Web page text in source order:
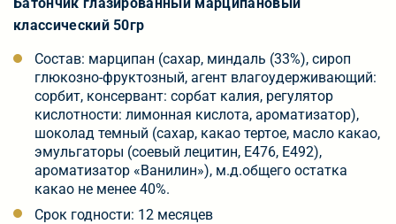
классический 50гр
Состав: марципан (сахар, миндаль (33%), сироп
глюкозно-фруктозный, агент влагоудерживающий:
сорбит, консервант: сорбат калия, регулятор
кислотности: лимонная кислота, ароматизатор),
шоколад темный (сахар, какао тертое, масло какао,
эмульгаторы (соевый лецитин, Е476, Е492),
ароматизатор «Ванилин»), м.д.общего остатка
какао не менее 40%.
Срок годности: 12 месяцев